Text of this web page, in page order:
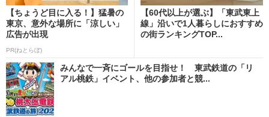
【ちょうど目に入る！】猛暑の
東京、意外な場所に「涼しい」
広告が出現
PR(ねとらぼ)
【60代以上が選ぶ】「東武東上
線」沿いで1人暮らしにおすすめ
の街ランキングTOP...
みんなで一斉にゴールを目指せ！ 東武鉄道の「リ
アル桃鉄」イベント、他の参加者と競...